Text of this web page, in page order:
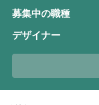
募集中の職種
デザイナー